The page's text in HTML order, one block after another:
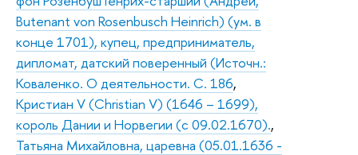
Butenant von Rosenbusch Нeinrich) (ум. в
конце 1701), купец, предприниматель,
дипломат, датский поверенный (Источн.:
Коваленко. О деятельности. С. 186,
Кристиан V (Christian V) (1646 – 1699),
король Дании и Норвегии (с 09.02.1670).,
Татьяна Михайловна, царевна (05.01.1636 -